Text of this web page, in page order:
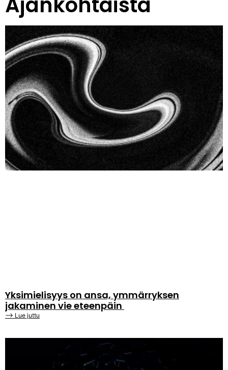
Yksimielisyys on ansa, ymmärryksen
jakaminen vie eteenpäin
⟶ Lue juttu